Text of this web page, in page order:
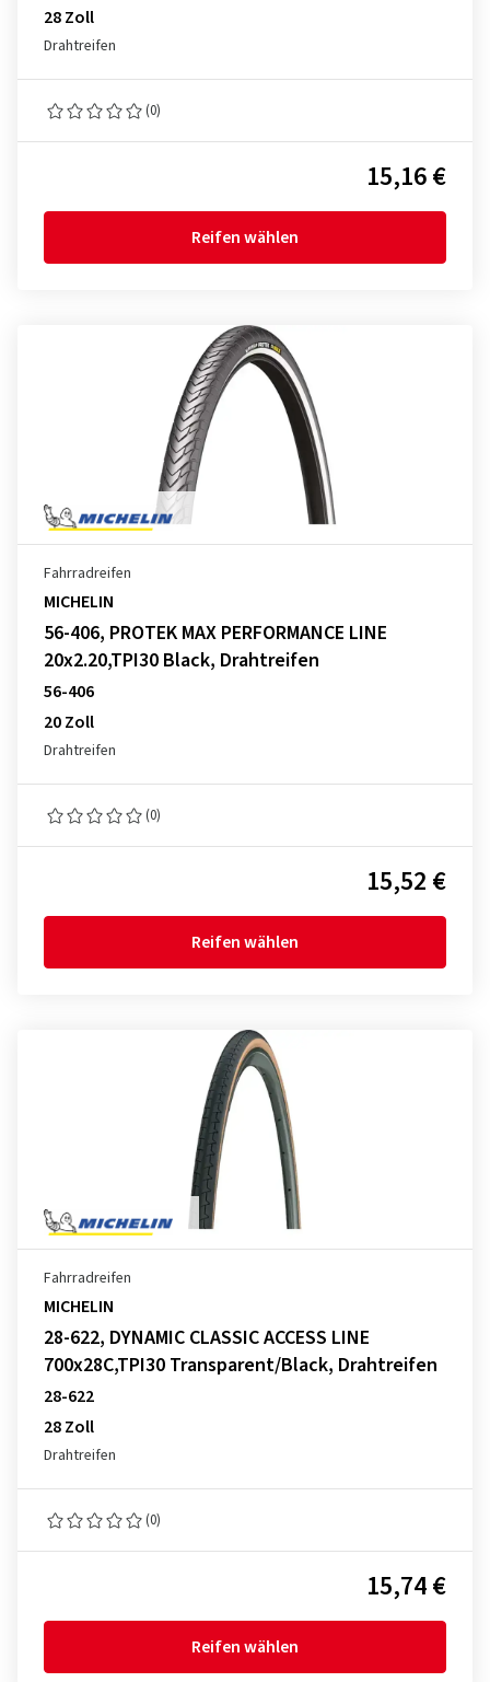
28 Zoll
Drahtreifen
(0)
15,16 €
Reifen wählen
Fahrradreifen
MICHELIN
56-406, PROTEK MAX PERFORMANCE LINE
20x2.20,TPI30 Black, Drahtreifen
56-406
20 Zoll
Drahtreifen
(0)
15,52 €
Reifen wählen
Fahrradreifen
MICHELIN
28-622, DYNAMIC CLASSIC ACCESS LINE
700x28C,TPI30 Transparent/Black, Drahtreifen
28-622
28 Zoll
Drahtreifen
(0)
15,74 €
Reifen wählen